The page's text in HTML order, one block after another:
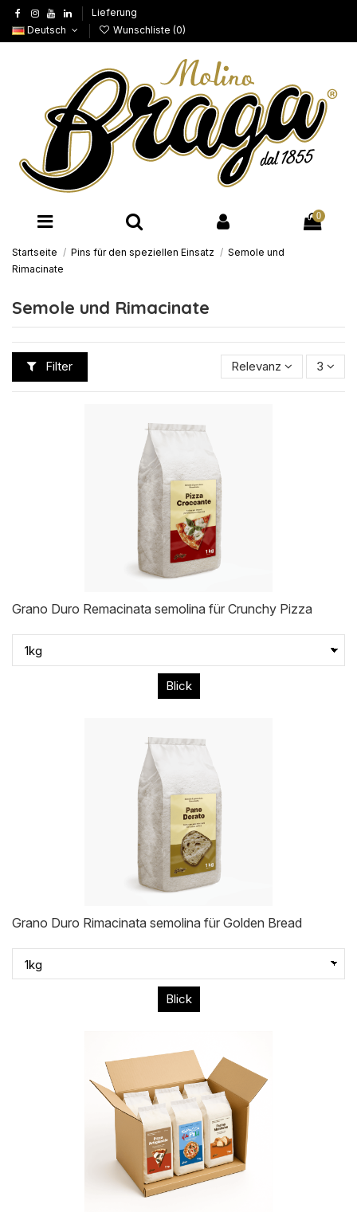
Lieferung
Deutsch
Wunschliste (0)
0
Startseite Pins für den speziellen Einsatz
Semole und
Rimacinate
Semole und Rimacinate
Filter Relevanz 3
Grano Duro Remacinata semolina für Crunchy Pizza
Blick
Grano Duro Rimacinata semolina für Golden Bread
Blick